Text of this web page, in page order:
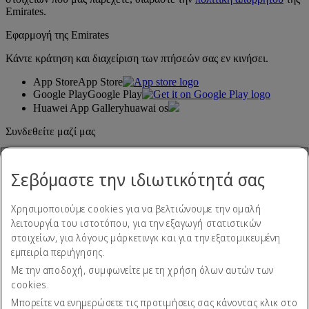
Emirates.
Εφαρμογή της Emirates
Κάντε κράτηση και διαχείριση των πτήσεών σας εν κινήσει.
App StoreApp Store
Google PlayGoogle Play
Huawei App Galleryhuawai os
Συνδεθείτε μαζί μας
Δήλωση προσβασιμότητας
Επικοινωνήστε μαζί μας
Πολιτική απορρήτου
Σεβόμαστε την ιδιωτικότητά σας
Χρησιμοποιούμε cookies για να βελτιώνουμε την ομαλή
λειτουργία του ιστοτόπου, για την εξαγωγή στατιστικών
στοιχείων, για λόγους μάρκετινγκ και για την εξατομικευμένη
εμπειρία περιήγησης.
Με την αποδοχή, συμφωνείτε με τη χρήση όλων αυτών των
cookies.
Μπορείτε να ενημερώσετε τις προτιμήσεις σας κάνοντας κλικ στο